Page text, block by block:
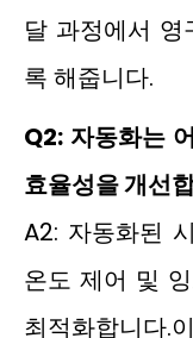
달 과정에서
록 해줍니다.
Q2: 자동화는
효율성을 개선
A2: 자동화된
온도 제어 및
최적화합니다.